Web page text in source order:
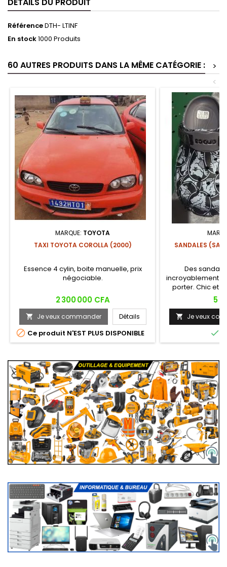
RéférenceDTH- LTINF
En stock1000 Produits
60 AUTRES PRODUITS DANS LA MÊME CATÉGORIE :
>
<
MARQUE: TOYOTA
TAXI TOYOTA COROLLA (2000)
Essence 4 cylin, boite manuelle, prix
négociable.
Prix
2 300 000 CFA
 Je veux commander Détails
 Ce produit N'EST PLUS DISPONIBLE
SANDALES
Des
incroyablement
porter. Chic et
emblématique
révolution du
Prix
5
 Je veux
